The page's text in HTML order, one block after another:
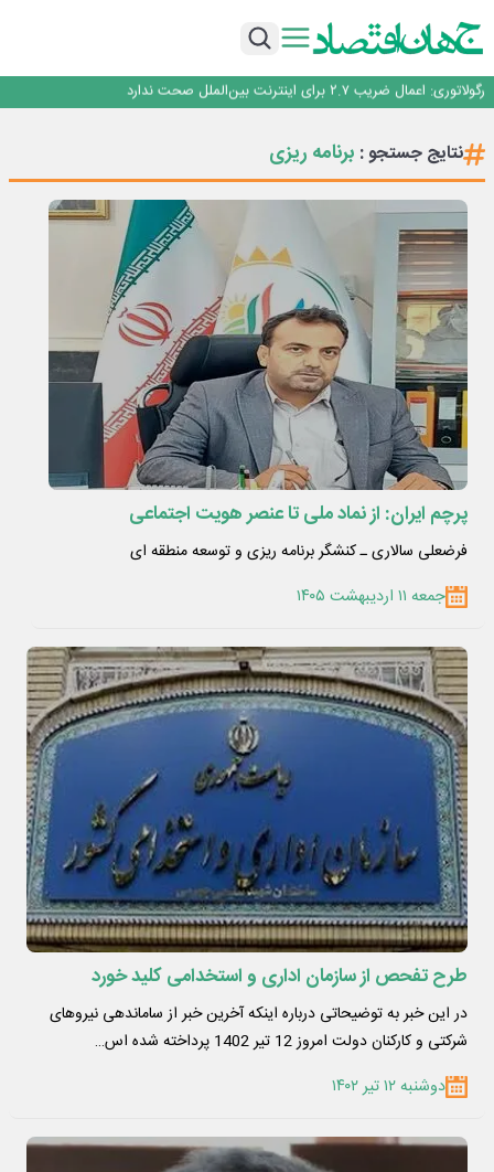
یک اشتباه کلاد، تمام اطلاعات کاربر را به باد داد
رگولاتوری: اعمال ضریب ۲.۷ برای اینترنت بین‌الملل صحت ندارد
با تقاضای برق ناپایدار هوش مصنوعی خودزنی می‌کند
یک اشتباه کلاد، تمام اطلاعات کاربر را به باد داد
نتایج جستجو : برنامه ریزی
پرچم ایران: از نماد ملی تا عنصر هویت اجتماعی
فرضعلی سالاری ـ کنشگر برنامه ریزی و توسعه منطقه ای
جمعه ۱۱ اردیبهشت ۱۴۰۵
طرح تفحص از سازمان اداری و استخدامی کلید خورد
در این خبر به توضیحاتی درباره اینکه آخرین خبر از ساماندهی نیروهای
شرکتی و کارکنان دولت امروز 12 تیر 1402 پرداخته شده اس…
دوشنبه ۱۲ تیر ۱۴۰۲